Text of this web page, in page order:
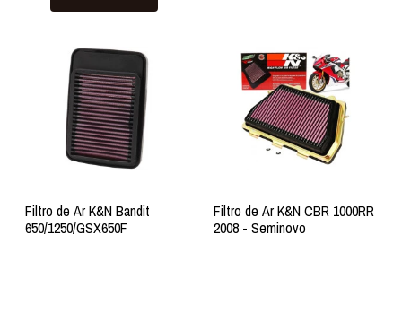
Filtro de Ar K&N Bandit
650/1250/GSX650F
Filtro de Ar K&N CBR 1000RR
2008 - Seminovo